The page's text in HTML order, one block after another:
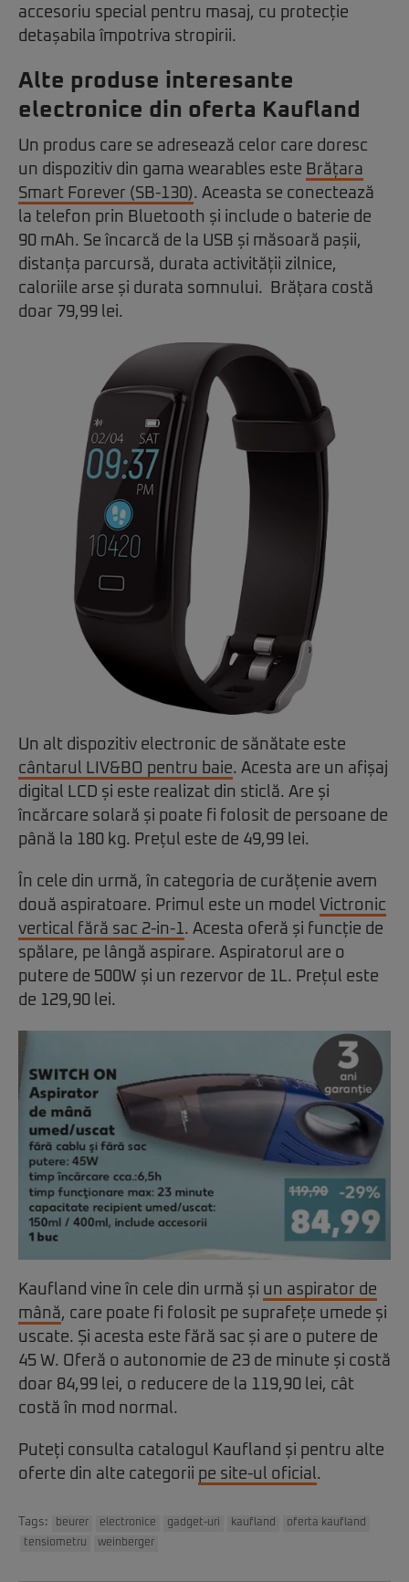
accesoriu special pentru masaj, cu protecție
detașabila împotriva stropirii.
Alte produse interesante
electronice din oferta Kaufland
Un produs care se adresează celor care doresc
un dispozitiv din gama wearables este Brățara
Smart Forever (SB-130). Aceasta se conectează
la telefon prin Bluetooth și include o baterie de
90 mAh. Se încarcă de la USB și măsoară pașii,
distanța parcursă, durata activității zilnice,
caloriile arse și durata somnului. Brățara costă
doar 79,99 lei.
Un alt dispozitiv electronic de sănătate este
cântarul LIV&BO pentru baie. Acesta are un afișaj
digital LCD și este realizat din sticlă. Are și
încărcare solară și poate fi folosit de persoane de
până la 180 kg. Prețul este de 49,99 lei.
În cele din urmă, în categoria de curățenie avem
două aspiratoare. Primul este un model Victronic
vertical fără sac 2-in-1. Acesta oferă și funcție de
spălare, pe lângă aspirare. Aspiratorul are o
putere de 500W și un rezervor de 1L. Prețul este
de 129,90 lei.
Kaufland vine în cele din urmă și un aspirator de
mână, care poate fi folosit pe suprafețe umede și
uscate. Și acesta este fără sac și are o putere de
45 W. Oferă o autonomie de 23 de minute și costă
doar 84,99 lei, o reducere de la 119,90 lei, cât
costă în mod normal.
Puteți consulta catalogul Kaufland și pentru alte
oferte din alte categorii pe site-ul oficial.
Tags: beurer electronice gadget-uri kaufland
oferta kaufland
tensiometru
weinberger